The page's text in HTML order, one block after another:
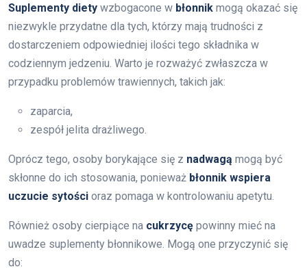
Suplementy diety wzbogacone w błonnik mogą okazać się
niezwykle przydatne dla tych, którzy mają trudności z
dostarczeniem odpowiedniej ilości tego składnika w
codziennym jedzeniu. Warto je rozważyć zwłaszcza w
przypadku problemów trawiennych, takich jak:
zaparcia,
zespół jelita drażliwego.
Oprócz tego, osoby borykające się z nadwagą mogą być
skłonne do ich stosowania, ponieważ błonnik wspiera
uczucie sytości oraz pomaga w kontrolowaniu apetytu.
Również osoby cierpiące na cukrzycę powinny mieć na
uwadze suplementy błonnikowe. Mogą one przyczynić się
do: